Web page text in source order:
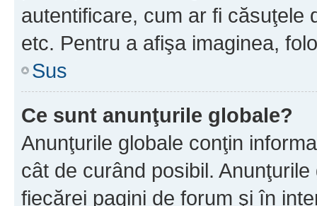
autentificare, cum ar fi căsuţele
etc. Pentru a afişa imaginea,
Sus
Ce sunt anunţurile globale?
Anunţurile globale conţin
cât de curând posibil.
fiecărei pagini de forum şi în